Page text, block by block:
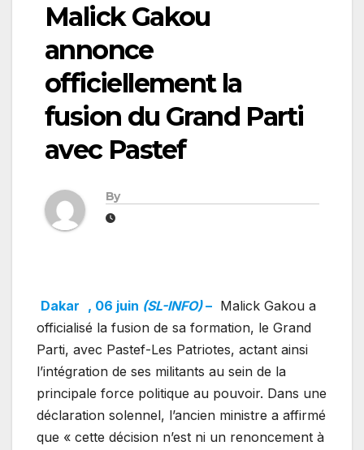
Malick Gakou
annonce
officiellement la
fusion du Grand Parti
avec Pastef
By
Dakar , 06 juin (SL-INFO)– Malick Gakou a
officialisé la fusion de sa formation, le Grand
Parti, avec Pastef-Les Patriotes, actant ainsi
l’intégration de ses militants au sein de la
principale force politique au pouvoir. Dans une
déclaration solennel, l’ancien ministre a affirmé
que « cette décision n’est ni un renoncement à